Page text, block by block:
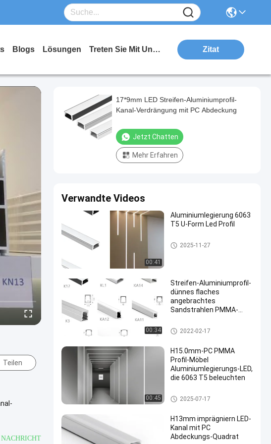
Blogs Lösungen Treten Sie Mit Uns In Verbindung Zitat
Teilen
17*9mm LED Streifen-Aluminiumprofil-
Kanal-Verdrängung mit PC Abdeckung
Jetzt Chatten
Mehr Erfahren
Verwandte Videos
00:41
Aluminiumlegierung 6063
T5 U-Form Led Profil
geführtes Streifenaluminiumpr
ofil
2025-11-27
00:34
Streifen-Aluminiumprofil-
dünnes flaches
angebrachtes
Sandstrahlen PMMA-
geführtes Streifenaluminiumpr
ofil
2022-02-17
00:45
H15.0mm-PC PMMA
Profil-Möbel
Aluminiumlegierungs-LED,
die 6063 T5 beleuchten
geführtes Streifenaluminiumpr
ofil
2025-07-17
H13mm imprägniern LED-
Kanal mit PC
Abdeckungs-Quadrat